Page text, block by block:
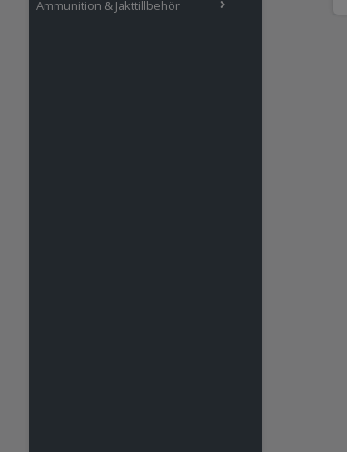
Ammunition & Jakttillbehör